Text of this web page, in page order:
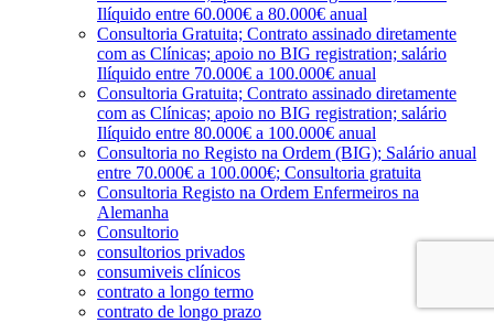
Ilíquido entre 60.000€ a 80.000€ anual
Consultoria Gratuita; Contrato assinado diretamente
com as Clínicas; apoio no BIG registration; salário
Ilíquido entre 70.000€ a 100.000€ anual
Consultoria Gratuita; Contrato assinado diretamente
com as Clínicas; apoio no BIG registration; salário
Ilíquido entre 80.000€ a 100.000€ anual
Consultoria no Registo na Ordem (BIG); Salário anual
entre 70.000€ a 100.000€; Consultoria gratuita
Consultoria Registo na Ordem Enfermeiros na
Alemanha
Consultorio
consultorios privados
consumiveis clínicos
contrato a longo termo
contrato de longo prazo